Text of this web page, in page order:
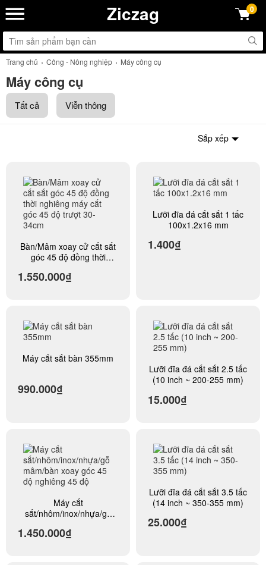
Ziczag 0
Trang chủ Công - Nông nghiệp Máy công cụ
Máy công cụ
Tất cả Viễn thông
Sắp xếp
Bàn/Mâm xoay cử cắt sắt
góc 45 độ đồng thời
độ trượt 30-34cm
1.550.000₫
Lưỡi đĩa đá cắt sắt 1 tấc
100x1.2x16 mm
1.400₫
Máy cắt sắt bàn 355mm
990.000₫
Lưỡi đĩa đá cắt sắt 2.5 tấc
(10 inch ~ 200-255 mm)
15.000₫
Máy cắt
sắt/nhôm/inox/nhựa/gỗ
nghiêng 45 độ
1.450.000₫
Lưỡi đĩa đá cắt sắt 3.5 tấc
(14 inch ~ 350-355 mm)
25.000₫